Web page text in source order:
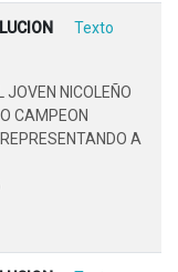
Texto
JOVEN NICOLEÑO
CAMPEON
A